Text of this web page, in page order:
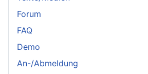
Forum
FAQ
Demo
An-/Abmeldung